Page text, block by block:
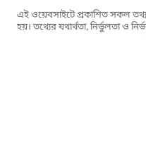
এই ওয়েবসাইটে প্রকাশিত সকল তথ্য
হয়। তথ্যের যথার্থতা, নির্ভুলতা ও